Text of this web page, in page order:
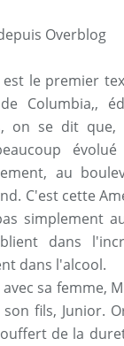
Overblog
est le premier
Columbia,,
on se dit que,
au
C'est cette
simplement
dans
dans l'alcool.
sa femme,
fils, Junior.
de la